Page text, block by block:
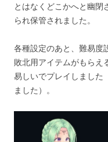
とはなくどこかへと幽閉
られ保管されました。
各種設定のあと、難易度
敗北用アイテムがもらえ
易しいでプレイしました
ました）。